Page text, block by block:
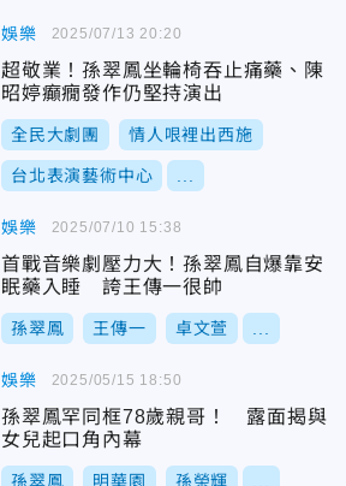
娛樂
超敬業！孫翠鳳坐輪椅吞止痛藥、陳
昭婷癲癇發作仍堅持演出
全民大劇團 情人哏裡出西施
台北表演藝術中心
2025/07/13 20:20
娛樂
首戰音樂劇壓力大！孫翠鳳自爆靠安
眠藥入睡 誇王傳一很帥
孫翠鳳 王傳一 卓文萱
2025/07/10 15:38
娛樂
孫翠鳳罕同框78歲親哥！ 露面揭與
女兒起口角內幕
孫翠鳳 明華園 孫榮輝
2025/05/15 18:50